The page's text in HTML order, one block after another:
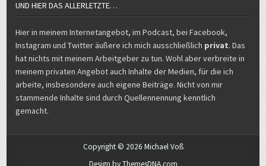
UND HIER DAS ALLERLETZTE…
Hier in meinem Internetangebot, im Podcast, bei Facebook,
Instagram und Twitter äußere ich mich ausschließlich privat. Das
hat nichts mit meinem Arbeitgeber zu tun. Wohl aber verbreite in
meinem privaten Angebot auch Inhalte der Medien, für die ich
arbeite, insbesondere auch eigene Beiträge. Nicht von mir
stammende Inhalte sind durch Quellennennung kenntlich
gemacht.
Copyright © 2026 Michael Voß